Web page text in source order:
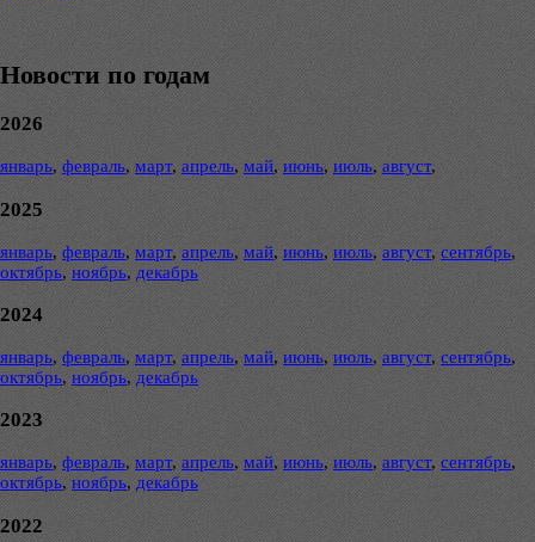
Новости по годам
2026
январь, февраль, март, апрель, май, июнь, июль, август,
2025
январь, февраль, март, апрель, май, июнь, июль, август, сентябрь,
октябрь, ноябрь, декабрь
2024
январь, февраль, март, апрель, май, июнь, июль, август, сентябрь,
октябрь, ноябрь, декабрь
2023
январь, февраль, март, апрель, май, июнь, июль, август, сентябрь,
октябрь, ноябрь, декабрь
2022